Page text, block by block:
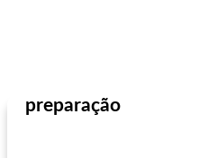
preparação